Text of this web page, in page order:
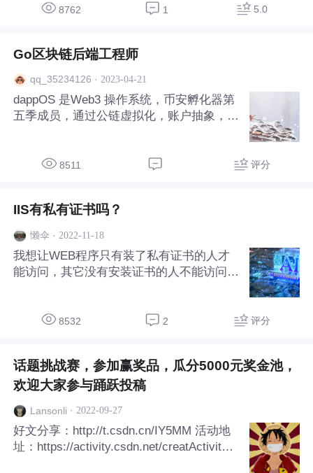
一个端口，且这
8762 1 5.0
Go区块链后端工程师
qq_35234126 · 2023-04-21
dappOS 是Web3 操作系统，币安孵化器第
五季成员，通过公链虚拟化，账户抽象，S
时也无需关注跨链等流程，直接从统一账户
8511 评分
IIS有私有证书吗？
懒伞 · 2022-11-18
我想让WEB程序只有装了私有证书的人才
能访问，其它没有安装证书的人不能访问，
8532 2 评分
话题挑战赛，参加赢奖品，瓜分5000元奖金池，
欢迎大家参与踊跃投稿
Lansonli · 2022-09-27
好文分享：http://t.csdn.cn/IY5MM 活动地
址：https://activity.csdn.net/creatActivity?i